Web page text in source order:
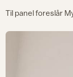
Til panel foreslår